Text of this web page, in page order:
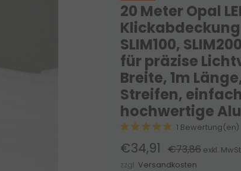
20 Meter Opal
SLIM100,
für präzise
Breite, 1m
Streifen,
hochwertige
1 Bewertung(en)
€34,91 €73,86 exkl.
zzgl. Versandkosten